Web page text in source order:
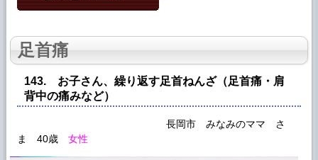
足首痛
143. お子さん、繰り返す足首ねんざ（足首痛・肩
背中の痛みなど）
長岡市 みなみのママ さ
ま 40歳 女性